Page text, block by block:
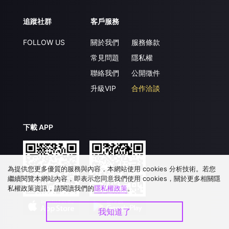
追蹤社群
FOLLOW US
客戶服務
關於我們
常見問題
聯絡我們
升級VIP
服務條款
隱私權
公開徵件
合作洽談
下載 APP
為提供您更多優質的服務與內容，本網站使用 cookies 分析技術。若您
繼續閱覽本網站內容，即表示您同意我們使用 cookies，關於更多相關隱
私權政策資訊，請閱讀我們的隱私權政策。
我知道了